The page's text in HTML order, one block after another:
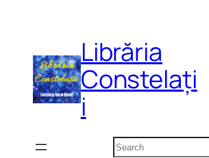
Librăria
Constelați
i
Search